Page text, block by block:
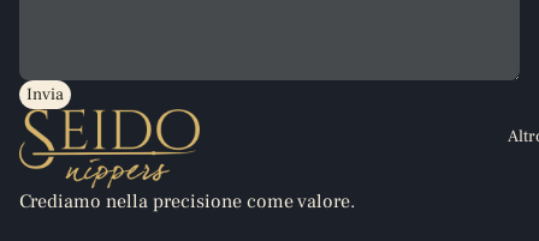
Invia
Crediamo nella precisione come valore.